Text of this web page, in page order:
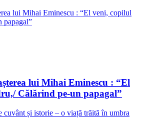
lui Mihai Eminescu : “El
Călărind pe-un papagal”